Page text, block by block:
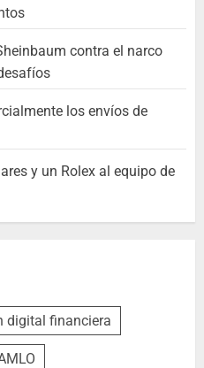
contra el narco
los envíos de
y un Rolex al equipo de
digital financiera